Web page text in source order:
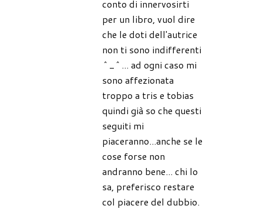
conto di innervosirti
per un libro, vuol dire
che le doti dell'autrice
non ti sono indifferenti
^_^... ad ogni caso mi
sono affezionata
troppo a tris e tobias
quindi già so che questi
seguiti mi
piaceranno...anche se le
cose forse non
andranno bene... chi lo
sa, preferisco restare
col piacere del dubbio.